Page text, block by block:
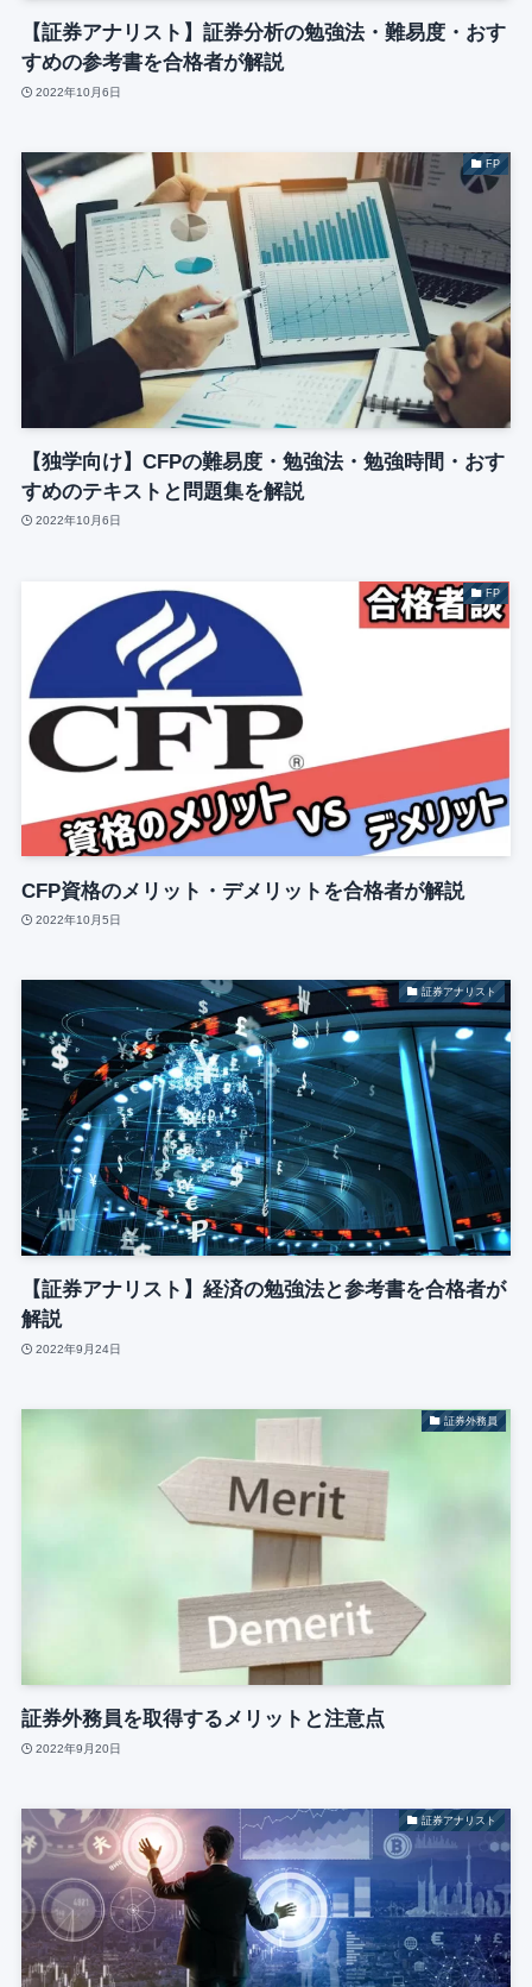
【証券アナリスト】証券分析の勉強法・難易度・おす
すめの参考書を合格者が解説
2022年10月6日
FP
【独学向け】CFPの難易度・勉強法・勉強時間・おす
すめのテキストと問題集を解説
2022年10月6日
FP
CFP資格のメリット・デメリットを合格者が解説
2022年10月5日
証券アナリスト
【証券アナリスト】経済の勉強法と参考書を合格者が
解説
2022年9月24日
証券外務員
証券外務員を取得するメリットと注意点
2022年9月20日
証券アナリスト